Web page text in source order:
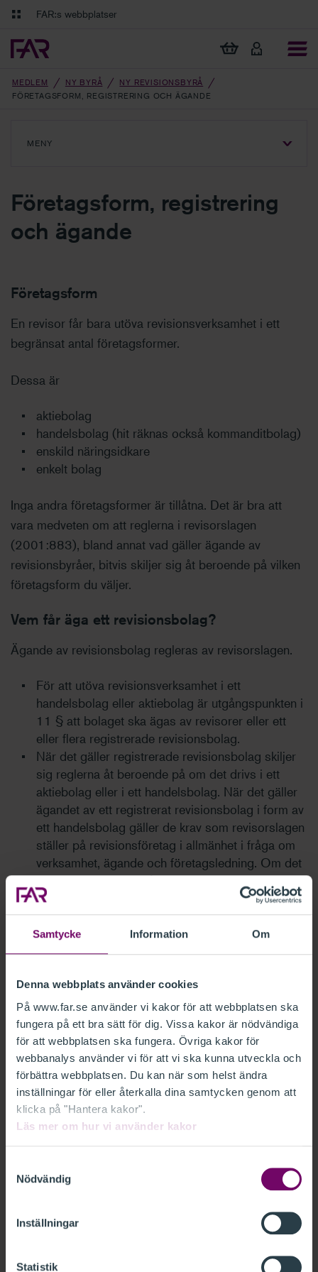
Samtycke Information Om
Denna webbplats använder cookies
På www.far.se använder vi kakor för att webbplatsen ska
fungera på ett bra sätt för dig. Vissa kakor är nödvändiga
för att webbplatsen ska fungera. Övriga kakor för
webbanalys använder vi för att vi ska kunna utveckla och
förbättra webbplatsen. Du kan när som helst ändra
inställningar för eller återkalla dina samtycken genom att
klicka på "Hantera kakor".
Läs mer om hur vi använder kakor
Nödvändig
Inställningar
Statistik
Gå till innehåll
Gå till navigation
Ekonomiska regler på ett och samma ställe
Debatt och fördjupning i branschens frågor
FAR:s webbplatser
Visa min varukorg
MEDLEM NY BYRÅ
NY REVISIONSBYRÅ
FÖRETAGSFORM, REGISTRERING OCH ÄGANDE
MENY
Företagsform, registrering
och ägande
Företagsform
En revisor får bara utöva revisionsverksamhet i ett
begränsat antal företagsformer.
Dessa är
aktiebolag
handelsbolag (hit räknas också kommanditbolag)
enskild näringsidkare
enkelt bolag
Inga andra företagsformer är tillåtna. Det är bra att
vara medveten om att reglerna i revisorslagen
(2001:883), bland annat vad gäller ägande av
revisionsbyråer, bitvis skiljer sig åt beroende på vilken
företagsform du väljer.
Vem får äga ett revisionsbolag?
Ägande av revisionsbolag regleras av revisorslagen.
För att utöva revisionsverksamhet i ett
handelsbolag eller aktiebolag är utgångspunkten i
11 § att bolaget ska ägas av revisorer eller ett
eller flera registrerade revisionsbolag.
När det gäller registrerade revisionsbolag skiljer
sig reglerna åt beroende på om det drivs i ett
aktiebolag eller i ett handelsbolag. När det gäller
ägandet av ett registrerat revisionsbolag i form av
ett handelsbolag gäller de krav som revisorslagen
ställer på revisionsföretag i allmänhet i fråga om
verksamhet, ägande och företagsledning. Om det
finns särskilda skäl så kan Revisorsinspektionen
bevilja vissa undantag från de här kraven.
När det gäller ägande av ett registrerat revisionsbolag
i form av ett aktiebolag finns det en möjlighet att göra
korthet att ett aktiebolag får registreras som
revisionsbolag om
Aktier i bolaget med mer än hälften av röstetalet
ägs av revisorer eller ett eller flera registrerade
revisionsbolag.
Mer än hälften av styrelseledamöterna och mer än
I bolagsordningen anges att styrelsen är beslutför
ledamöterna är revisorer.